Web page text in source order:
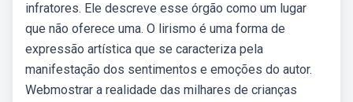
infratores. Ele descreve esse órgão como um lugar
que não oferece uma. O lirismo é uma forma de
expressão artística que se caracteriza pela
manifestação dos sentimentos e emoções do autor.
Webmostrar a realidade das milhares de crianças